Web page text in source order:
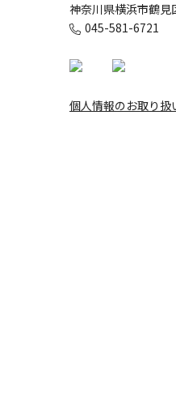
神奈川県横浜市鶴
045-581-6721
個人情報のお取り扱